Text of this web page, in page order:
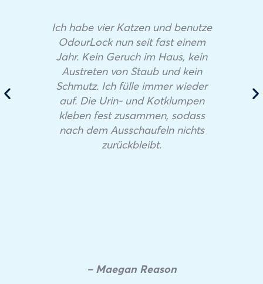
Ich habe vier Katzen und benutze
OdourLock nun seit fast einem
Jahr. Kein Geruch im Haus, kein
Austreten von Staub und kein
Schmutz. Ich fülle immer wieder
auf. Die Urin- und Kotklumpen
kleben fest zusammen, sodass
nach dem Ausschaufeln nichts
zurückbleibt.
– Maegan Reason